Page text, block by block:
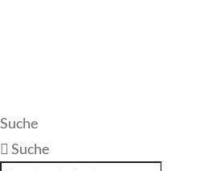
Suche
Suche